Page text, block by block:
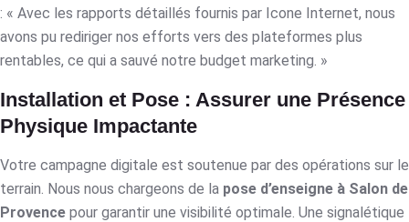
: « Avec les rapports détaillés fournis par Icone Internet, nous
avons pu rediriger nos efforts vers des plateformes plus
rentables, ce qui a sauvé notre budget marketing. »
Installation et Pose : Assurer une Présence
Physique Impactante
Votre campagne digitale est soutenue par des opérations sur le
terrain. Nous nous chargeons de la pose d’enseigne à Salon de
Provence pour garantir une visibilité optimale. Une signalétique